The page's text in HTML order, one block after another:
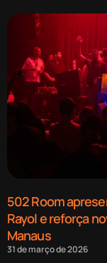
502 Room
Rayol e reforça
Manaus
31 de março de 2026